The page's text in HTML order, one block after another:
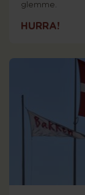
glemme.
HURRA!